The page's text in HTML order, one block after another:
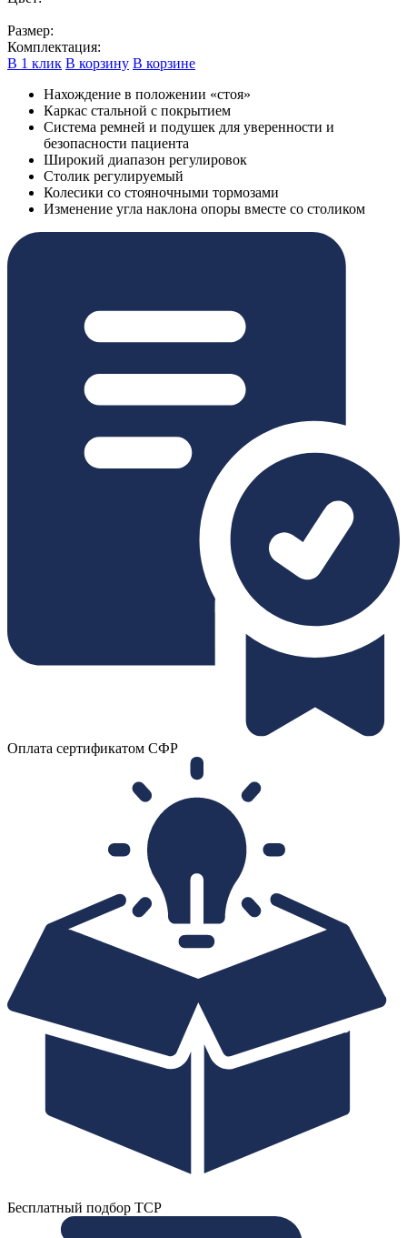
Размер:
Комплектация:
В 1 клик В корзину В корзине
Нахождение в положении «стоя»
Каркас стальной с покрытием
Система ремней и подушек для уверенности и
безопасности пациента
Широкий диапазон регулировок
Столик регулируемый
Колесики со стояночными тормозами
Изменение угла наклона опоры вместе со столиком
Оплата сертификатом СФР
Бесплатный подбор ТСР